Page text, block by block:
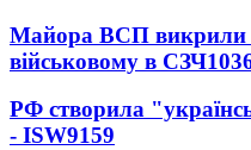
Майора ВСП викрили
військовому в СЗЧ
РФ створила
- ISW9159